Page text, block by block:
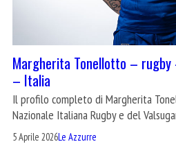
Margherita Tonellotto –
– Italia
Il profilo completo di Margherita
Nazionale Italiana Rugby e del
5 Aprile 2026Le Azzurre